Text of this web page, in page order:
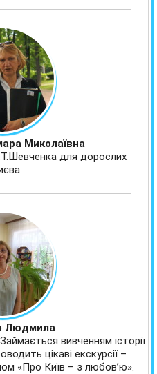
Миколаївна
для дорослих
Людмила
вивченням історії
цікаві екскурсії –
«Про Київ – з любов’ю».